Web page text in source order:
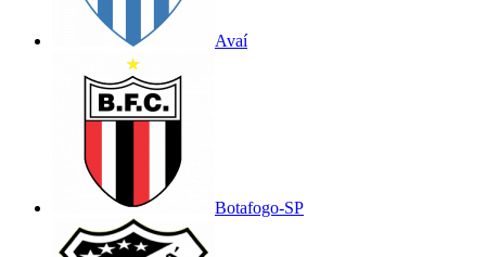
Avaí
Botafogo-SP